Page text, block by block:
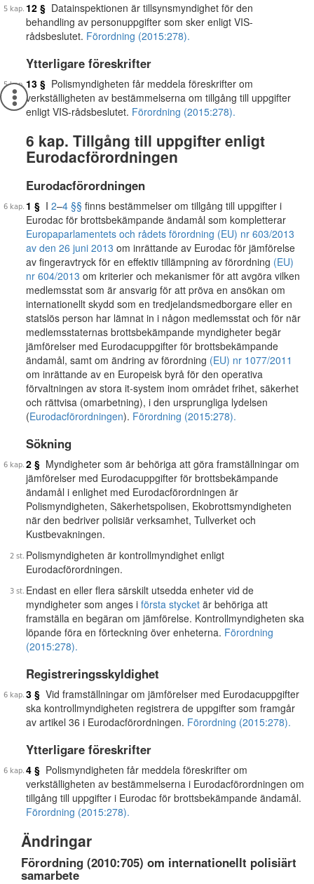
12 § Datainspektionen är tillsynsmyndighet för den
behandling av personuppgifter som sker enligt VIS-
rådsbeslutet. Förordning (2015:278).
Ytterligare föreskrifter
13 § Polismyndigheten får meddela föreskrifter om
verkställigheten av bestämmelserna om tillgång till uppgifter
enligt VIS-rådsbeslutet. Förordning (2015:278).
6 kap. Tillgång till uppgifter enligt
Eurodacförordningen
Eurodacförordningen
1 § I 2–4 §§ finns bestämmelser om tillgång till uppgifter i
Eurodac för brottsbekämpande ändamål som kompletterar
Europaparlamentets och rådets förordning (EU) nr 603/2013
av den 26 juni 2013 om inrättande av Eurodac för jämförelse
av fingeravtryck för en effektiv tillämpning av förordning (EU)
nr 604/2013 om kriterier och mekanismer för att avgöra vilken
medlemsstat som är ansvarig för att pröva en ansökan om
internationellt skydd som en tredjelandsmedborgare eller en
statslös person har lämnat in i någon medlemsstat och för när
medlemsstaternas brottsbekämpande myndigheter begär
jämförelser med Eurodacuppgifter för brottsbekämpande
ändamål, samt om ändring av förordning (EU) nr 1077/2011
om inrättande av en Europeisk byrå för den operativa
förvaltningen av stora it-system inom området frihet, säkerhet
och rättvisa (omarbetning), i den ursprungliga lydelsen
(Eurodacförordningen). Förordning (2015:278).
Sökning
2 § Myndigheter som är behöriga att göra framställningar om
jämförelser med Eurodacuppgifter för brottsbekämpande
ändamål i enlighet med Eurodacförordningen är
Polismyndigheten, Säkerhetspolisen, Ekobrottsmyndigheten
när den bedriver polisiär verksamhet, Tullverket och
Kustbevakningen.
Polismyndigheten är kontrollmyndighet enligt
Eurodacförordningen.
Endast en eller flera särskilt utsedda enheter vid de
myndigheter som anges i första stycket är behöriga att
framställa en begäran om jämförelse. Kontrollmyndigheten ska
löpande föra en förteckning över enheterna. Förordning
(2015:278).
Registreringsskyldighet
3 § Vid framställningar om jämförelser med Eurodacuppgifter
ska kontrollmyndigheten registrera de uppgifter som framgår
av artikel 36 i Eurodacförordningen. Förordning (2015:278).
Ytterligare föreskrifter
4 § Polismyndigheten får meddela föreskrifter om
verkställigheten av bestämmelserna i Eurodacförordningen om
tillgång till uppgifter i Eurodac för brottsbekämpande ändamål.
Förordning (2015:278).
Ändringar
Förordning (2010:705) om internationellt polisiärt
samarbete